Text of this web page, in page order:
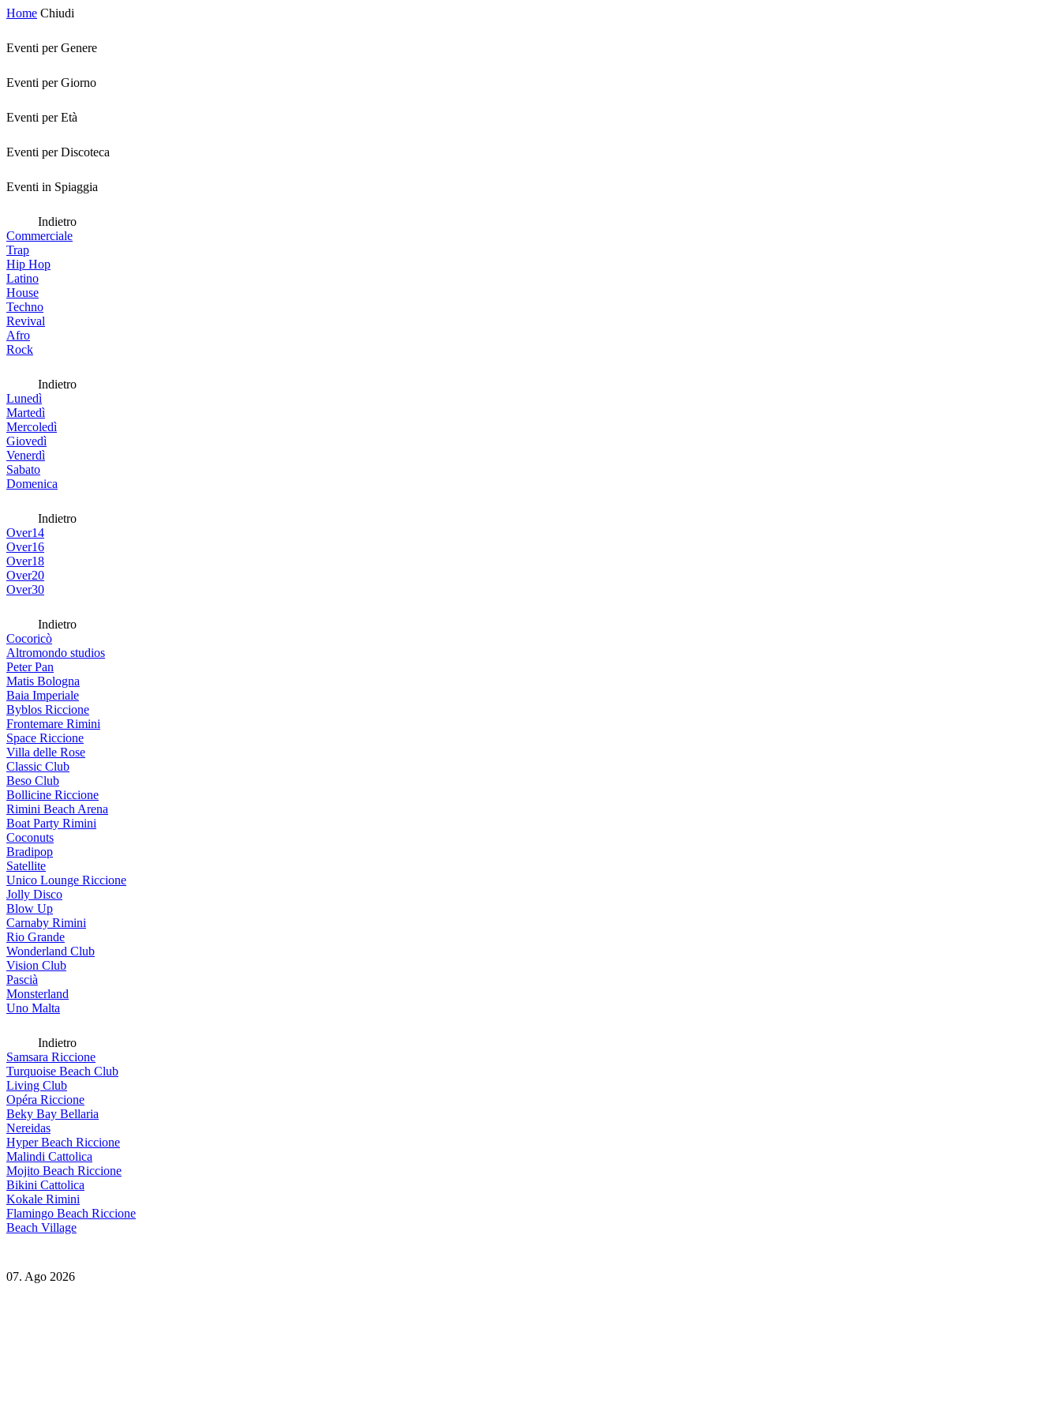
Home Chiudi
Eventi per Genere
Eventi per Giorno
Eventi per Età
Eventi per Discoteca
Eventi in Spiaggia
Indietro
Commerciale
Trap
Hip Hop
Latino
House
Techno
Revival
Afro
Rock
Indietro
Lunedì
Martedì
Mercoledì
Giovedì
Venerdì
Sabato
Domenica
Indietro
Over14
Over16
Over18
Over20
Over30
Indietro
Cocoricò
Altromondo studios
Peter Pan
Matis Bologna
Baia Imperiale
Byblos Riccione
Frontemare Rimini
Space Riccione
Villa delle Rose
Classic Club
Beso Club
Bollicine Riccione
Rimini Beach Arena
Boat Party Rimini
Coconuts
Bradipop
Satellite
Unico Lounge Riccione
Jolly Disco
Blow Up
Carnaby Rimini
Rio Grande
Wonderland Club
Vision Club
Pascià
Monsterland
Uno Malta
Indietro
Samsara Riccione
Turquoise Beach Club
Living Club
Opéra Riccione
Beky Bay Bellaria
Nereidas
Hyper Beach Riccione
Malindi Cattolica
Mojito Beach Riccione
Bikini Cattolica
Kokale Rimini
Flamingo Beach Riccione
Beach Village
07. Ago 2026